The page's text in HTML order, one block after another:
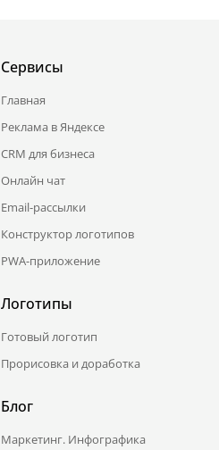
Сервисы
Главная
Реклама в Яндексе
CRM для бизнеса
Онлайн чат
Email-рассылки
Конструктор логотипов
PWA-приложение
Логотипы
Готовый логотип
Прорисовка и доработка
Блог
Маркетинг. Инфографика